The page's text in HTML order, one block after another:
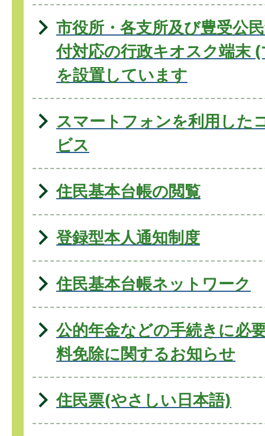
市役所・各支所及び豊受公
付対応の行政キオスク端末
を設置しています
スマートフォンを利用した
ビス
住民基本台帳の閲覧
登録型本人通知制度
住民基本台帳ネットワーク
公的年金などの手続きに必
料免除に関するお知らせ
住民票(やさしい日本語)